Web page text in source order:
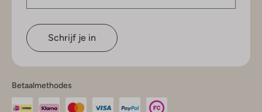
Schrijf je in
Betaalmethodes